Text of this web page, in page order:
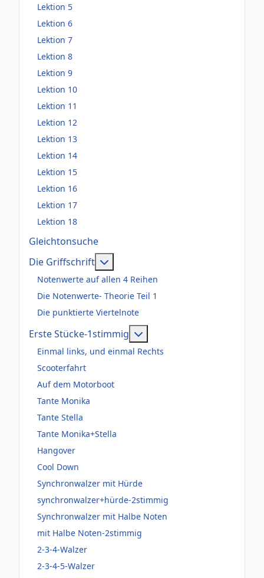
Lektion 5
Lektion 6
Lektion 7
Lektion 8
Lektion 9
Lektion 10
Lektion 11
Lektion 12
Lektion 13
Lektion 14
Lektion 15
Lektion 16
Lektion 17
Lektion 18
Gleichtonsuche
Die Griffschrift
Notenwerte auf allen 4 Reihen
Die Notenwerte- Theorie Teil 1
Die punktierte Viertelnote
Erste Stücke-1stimmig
Einmal links, und einmal Rechts
Scooterfahrt
Auf dem Motorboot
Tante Monika
Tante Stella
Tante Monika+Stella
Hangover
Cool Down
Synchronwalzer mit Hürde
synchronwalzer+hürde-2stimmig
Synchronwalzer mit Halbe Noten
mit Halbe Noten-2stimmig
2-3-4-Walzer
2-3-4-5-Walzer